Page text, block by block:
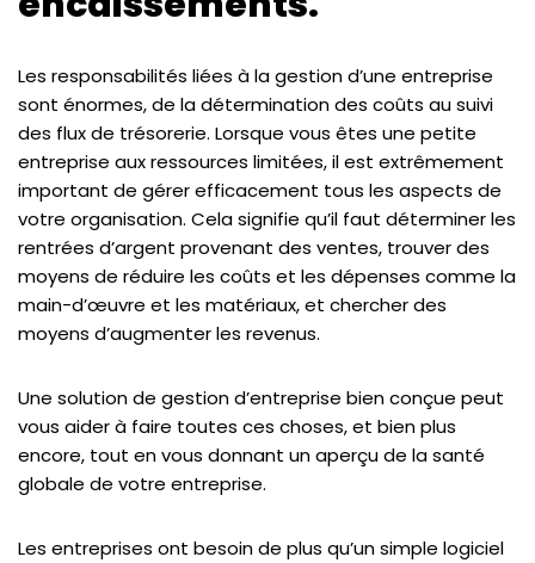
Les responsabilités liées à la gestion d’une entreprise
sont énormes, de la détermination des coûts au suivi
des flux de trésorerie. Lorsque vous êtes une petite
entreprise aux ressources limitées, il est extrêmement
important de gérer efficacement tous les aspects de
votre organisation. Cela signifie qu’il faut déterminer les
rentrées d’argent provenant des ventes, trouver des
moyens de réduire les coûts et les dépenses comme la
main-d’œuvre et les matériaux, et chercher des
moyens d’augmenter les revenus.
Une solution de gestion d’entreprise bien conçue peut
vous aider à faire toutes ces choses, et bien plus
encore, tout en vous donnant un aperçu de la santé
globale de votre entreprise.
Les entreprises ont besoin de plus qu’un simple logiciel